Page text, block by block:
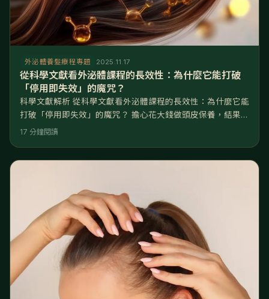
外泌體養髮療程專題 2025.11.17
從科學文獻看外泌體課程的長效性：為什麼它能打破
「停用即失效」的魔咒？
科學文獻解析 從科學文獻看外泌體課程的長效性：為什麼它能
打破「停用即失效」的魔咒？ 擔心花大錢做頭皮保養，結果一
停下來就立刻打回原形嗎？其實，關鍵在於您選擇的是「興奮
文將引用科學視
17 分鐘閱讀